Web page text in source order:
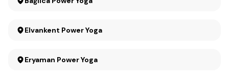
Elvankent Power Yoga
Eryaman Power Yoga